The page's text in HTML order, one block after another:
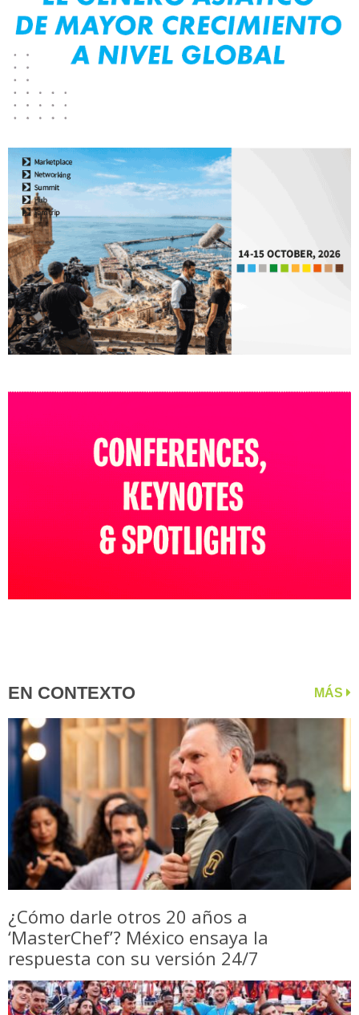
EN CONTEXTO MÁS
¿Cómo darle otros 20 años a
‘MasterChef’? México ensaya la
respuesta con su versión 24/7